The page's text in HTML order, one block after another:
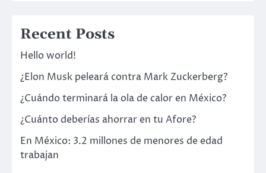
Recent Posts
Hello world!
¿Elon Musk peleará contra Mark Zuckerberg?
¿Cuándo terminará la ola de calor en México?
¿Cuánto deberías ahorrar en tu Afore?
En México: 3.2 millones de menores de edad
trabajan